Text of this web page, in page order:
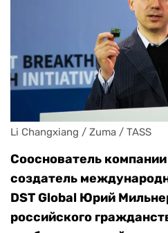
Li Changxiang / Zuma / TASS
Сооснователь
создатель
DST Global Юрий
российского